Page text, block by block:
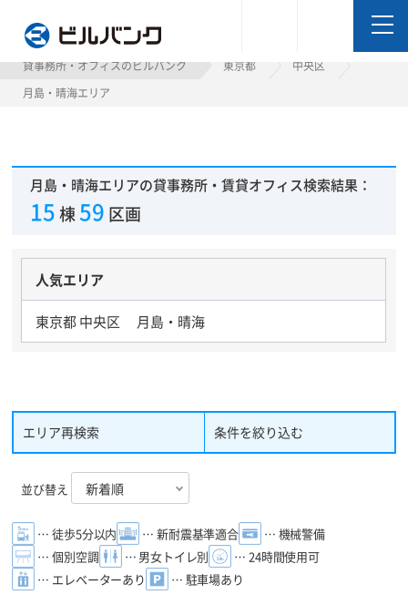
貸事務所・オフィスのビルバンク 東京都
中央区
月島・晴海エリア
月島・晴海エリアの貸事務所・賃貸オフィス検索結果：
15棟59 区画
人気エリア
東京都 中央区 月島・晴海
エリア再検索 条件を絞り込む
並び替え
… 徒歩5分以内 … 新耐震基準適合
… 機械警備
… 個別空調
… 男女トイレ別
… 24時間使用可
… エレベーターあり
… 駐車場あり